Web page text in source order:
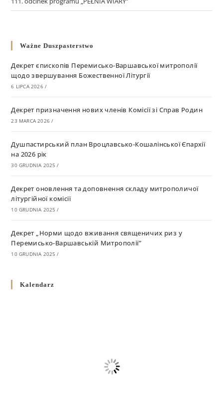
Ważne Duszpasterstwo
Декрет єпископів Перемисько-Варшавської митрополії
щодо звершування Божественної Літургії
6 LIPCA 2026 /
Декрет призначення нових членів Комісії зі Справ Родин
23 MARCA 2026 /
Душпастирський план Вроцлавсько-Кошалінської Єпархії
на 2026 рік
30 GRUDNIA 2025 /
Декрет оновлення та доповнення складу митрополичої
літургійної комісії
10 GRUDNIA 2025 /
Декрет „Норми щодо вживання священичих риз у
Перемисько-Варшавській Митрополії”
10 GRUDNIA 2025 /
григоріанським календарем
Душпастирський план Вроцлавсько-Кошалінської єпархії
Kalendarz